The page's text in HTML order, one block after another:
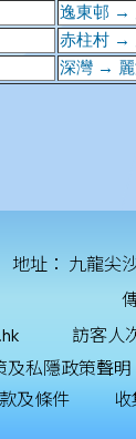
地址： 九龍尖
訪客人
及私隱政策聲明
及條件